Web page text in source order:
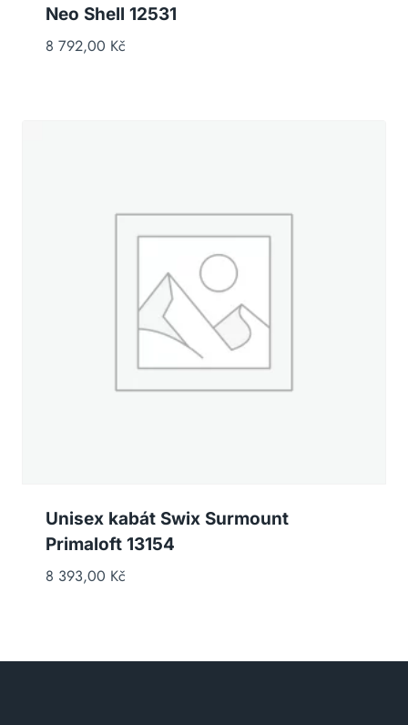
Neo Shell 12531
8 792,00 Kč
Unisex kabát Swix Surmount
Primaloft 13154
8 393,00 Kč